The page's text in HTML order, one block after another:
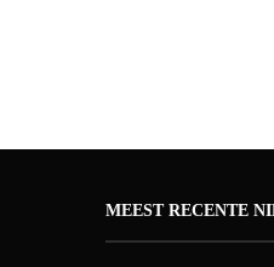
MEEST RECENTE